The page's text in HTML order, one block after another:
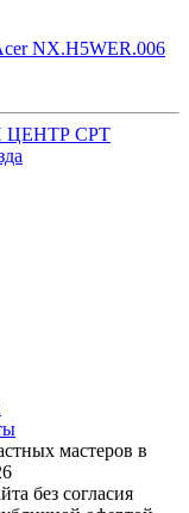
NX.H5WER.006
СРТ
мастеров в
без согласия